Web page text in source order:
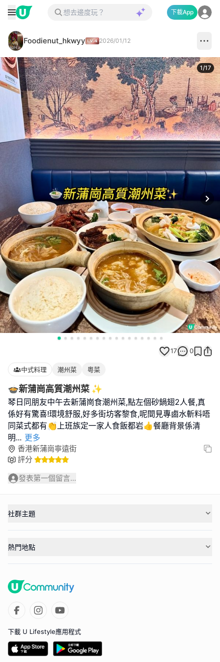
下載App
Foodienut_hkwyy 2026/01/12
1/17
17 0
中式料理 潮州菜 粵菜
🍲新蒲崗高質潮州菜 ✨
琴日同朋友中午去新蒲崗食潮州菜,點左個砂鍋翅2人餐,真
係好有驚喜!環境舒服,好多街坊客黎食,呢間見專鹵水斬料唔
同菜式都有👏上班族定一家人食飯都岩👍餐廳背景係清
明... 更多
香港新蒲崗寧遠街
評分
發表第一個留言...
社群主題
熱門地點
下載 U Lifestyle應用程式